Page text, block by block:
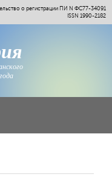
о регистрации ПИ N ФС77-34091
ISSN 1990-2182